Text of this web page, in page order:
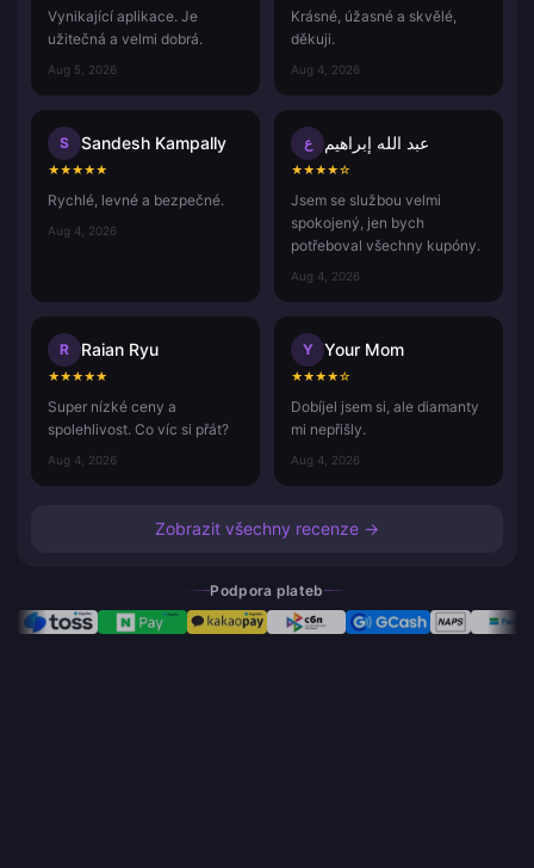
Vynikající aplikace. Je
užitečná a velmi dobrá.
Aug 5, 2026
Krásné, úžasné a skvělé,
děkuji.
Aug 4, 2026
S Sandesh Kampally
★★★★★
Rychlé, levné a bezpečné.
Aug 4, 2026
ع عبد الله إبراهيم
★★★★☆
Jsem se službou velmi
spokojený, jen bych
potřeboval všechny kupóny.
Aug 4, 2026
R Raian Ryu
★★★★★
Super nízké ceny a
spolehlivost. Co víc si přát?
Aug 4, 2026
Y Your Mom
★★★★☆
Dobíjel jsem si, ale diamanty
mi nepřišly.
Aug 4, 2026
Zobrazit všechny recenze →
Podpora plateb